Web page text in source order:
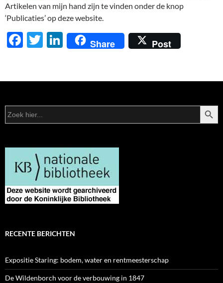
Artikelen van mijn hand zijn te vinden onder de knop
‘Publicaties’ op deze website.
F
b
o
o
T
er
Li
e
dI
n
Share Post
Zoek
naar:
RECENTE BERICHTEN
Expositie Staring: bodem, water en rentmeesterschap
De Wildenborch voor de verbouwing in 1847